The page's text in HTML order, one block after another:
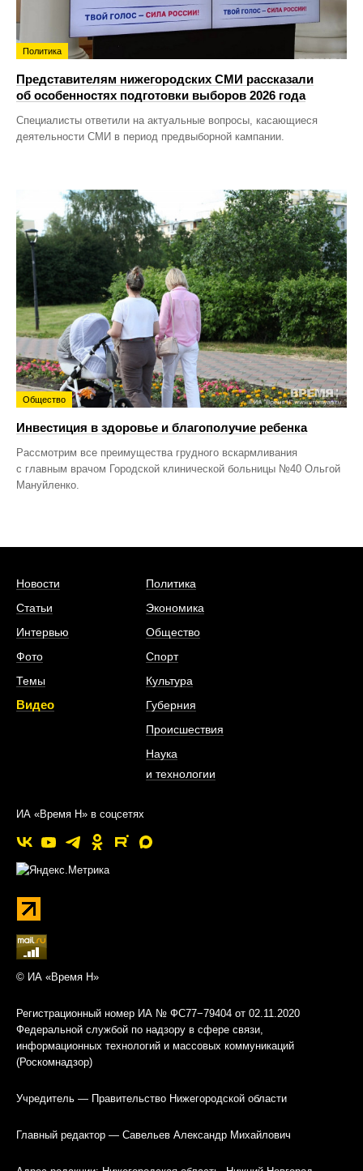
Политика
Представителям нижегородских СМИ рассказали
об особенностях подготовки выборов 2026 года
Специалисты ответили на актуальные вопросы, касающиеся
деятельности СМИ в период предвыборной кампании.
Общество
Инвестиция в здоровье и благополучие ребенка
Рассмотрим все преимущества грудного вскармливания
с главным врачом Городской клинической больницы №40 Ольгой
Мануйленко.
Новости
Статьи
Интервью
Фото
Темы
Видео
Политика
Экономика
Общество
Спорт
Культура
Губерния
Происшествия
Наука
и технологии
ИА «Время Н» в соцсетях
© ИА «Время Н»
Регистрационный номер ИА № ФС77−79404 от 02.11.2020
Федеральной службой по надзору в сфере связи,
информационных технологий и массовых коммуникаций
(Роскомнадзор)
Учредитель — Правительство Нижегородской области
Главный редактор — Савельев Александр Михайлович